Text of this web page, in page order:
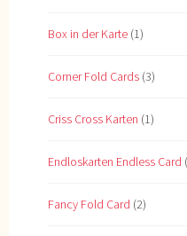
Box in der Karte (1)
Corner Fold Cards (3)
Criss Cross Karten (1)
Endloskarten Endless Card
Fancy Fold Card (2)